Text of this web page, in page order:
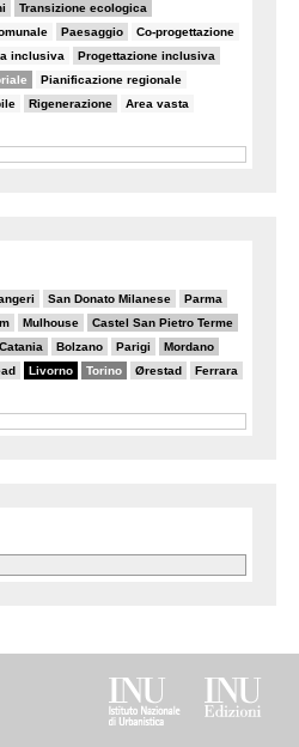
Transizione ecologica
Paesaggio Co-progettazione
inclusiva Progettazione inclusiva
Pianificazione regionale
Rigenerazione Area vasta
San Donato Milanese Parma
Mulhouse Castel San Pietro Terme
Catania Bolzano Parigi Mordano
Livorno Torino Ørestad Ferrara